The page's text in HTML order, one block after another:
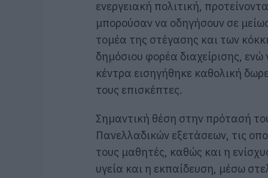
ενεργειακή πολιτική,
μπορούσαν να οδηγήσουν σε
τομέα της στέγασης και των
δημόσιου φορέα διαχείρισης,
κέντρα εισηγήθηκε καθολική
τους επισκέπτες.
Σημαντική θέση στην πρότασή
Πανελλαδικών εξετάσεων, τις
τους μαθητές, καθώς και η
υγεία και η εκπαίδευση, μέσω